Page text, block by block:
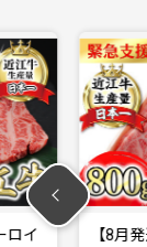
支援対象品】